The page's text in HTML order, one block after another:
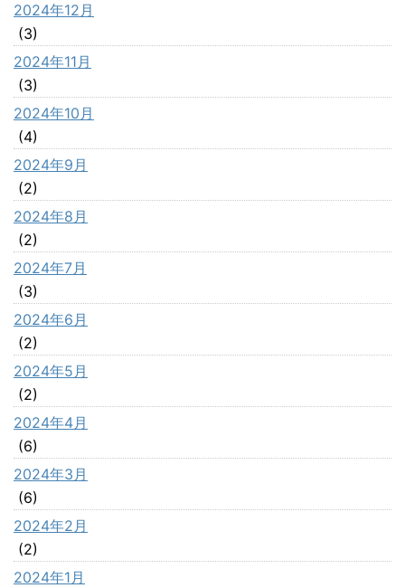
2024年12月
(3)
2024年11月
(3)
2024年10月
(4)
2024年9月
(2)
2024年8月
(2)
2024年7月
(3)
2024年6月
(2)
2024年5月
(2)
2024年4月
(6)
2024年3月
(6)
2024年2月
(2)
2024年1月